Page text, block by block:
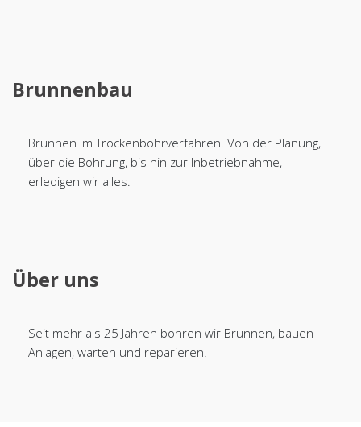
Brunnenbau
Brunnen im Trockenbohrverfahren. Von der Planung,
über die Bohrung, bis hin zur Inbetriebnahme,
erledigen wir alles.
Über uns
Seit mehr als 25 Jahren bohren wir Brunnen, bauen
Anlagen, warten und reparieren.